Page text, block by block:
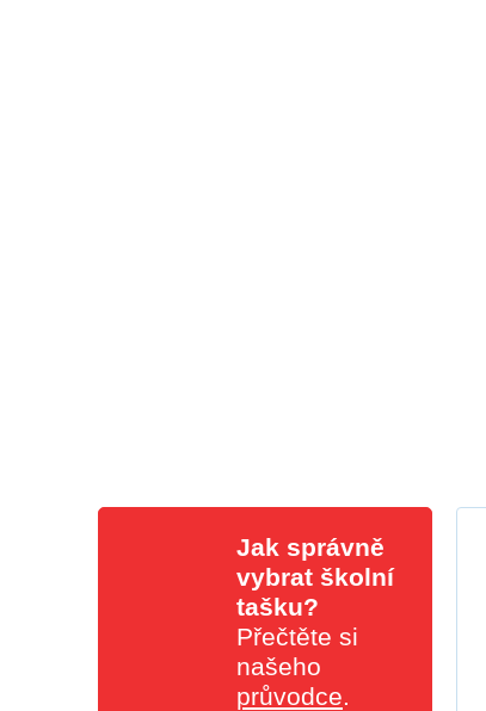
Jak správně
vybrat školní
tašku?
Přečtěte si
našeho
průvodce